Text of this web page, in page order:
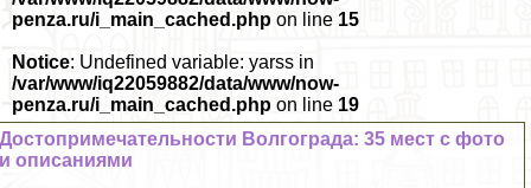
penza.ru/i_main_cached.php on line 15
Notice: Undefined variable: yarss in
/var/www/iq22059882/data/www/now-
penza.ru/i_main_cached.php on line 19
Достопримечательности Волгограда: 35 мест с фото
и описаниями